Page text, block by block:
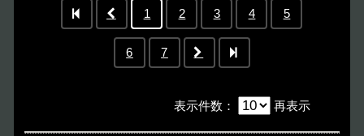
1 2 3 4 5
6 7
表示件数 ： 再表示